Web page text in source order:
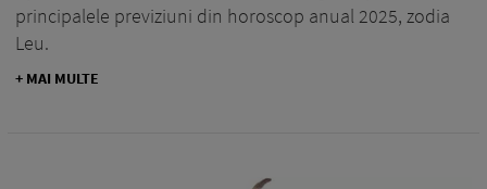
principalele previziuni din horoscop anual 2025, zodia
Leu.
+ MAI MULTE